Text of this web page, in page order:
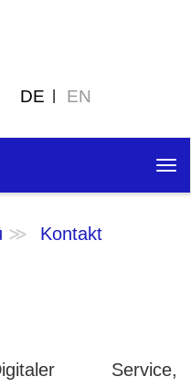
DE EN
Kontakt
Service,